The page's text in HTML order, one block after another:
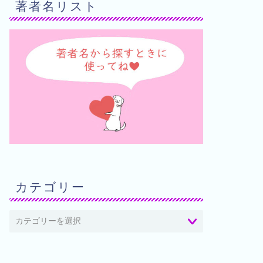
著者名リスト
カテゴリー